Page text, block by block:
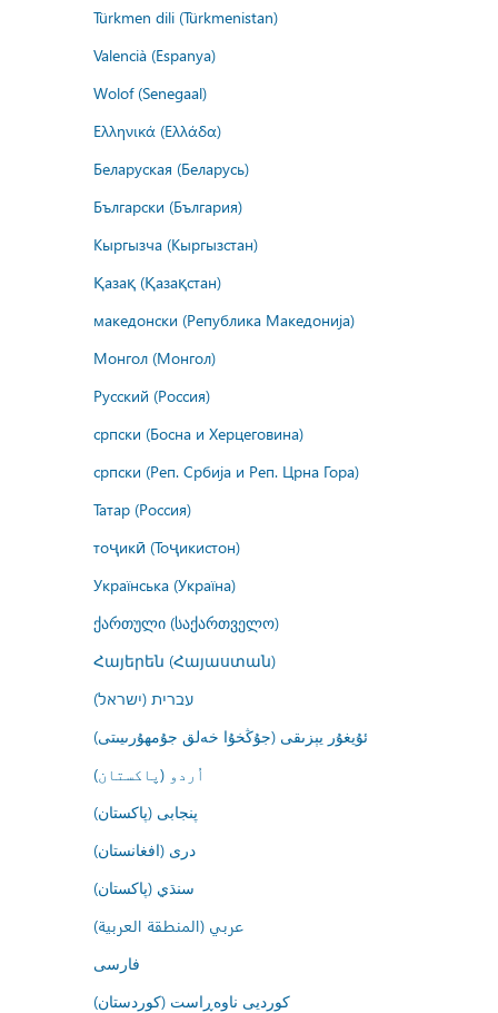
Türkmen dili (Türkmenistan)
Valencià (Espanya)
Wolof (Senegaal)
Ελληνικά (Ελλάδα)
Беларуская (Беларусь)
Български (България)
Кыргызча (Кыргызстан)
Қазақ (Қазақстан)
македонски (Република Македонија)
Монгол (Монгол)
Русский (Россия)
српски (Босна и Херцеговина)
српски (Реп. Србија и Реп. Црна Гора)
Татар (Россия)
тоҷикӣ (Тоҷикистон)
Українська (Україна)
ქართული (საქართველო)
Հայերեն (Հայաստան)
עברית (ישראל)
ئۇيغۇر يېزىقى (جۇڭخۇا خەلق جۇمھۇرىيىتى)
اُردو (پاکستان)
پنجابی (پاکستان)
درى (افغانستان)
سنڌي (پاکستان)
عربي (المنطقة العربية)
فارسى
کوردیی ناوەڕاست (کوردستان)